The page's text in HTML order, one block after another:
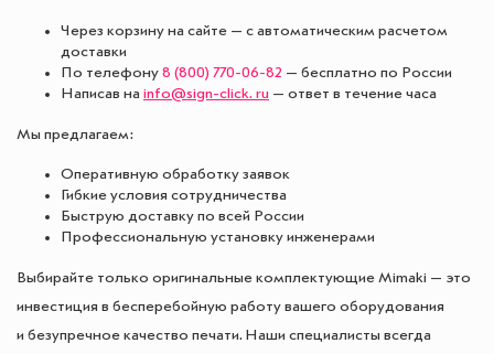
Через корзину на сайте — с автоматическим расчетом
доставки
По телефону 8 (800) 770-06-82 — бесплатно по России
Написав на info@sign-click. ru — ответ в течение часа
Мы предлагаем:
Оперативную обработку заявок
Гибкие условия сотрудничества
Быструю доставку по всей России
Профессиональную установку инженерами
Выбирайте только оригинальные комплектующие Mimaki — это
инвестиция в бесперебойную работу вашего оборудования
и безупречное качество печати. Наши специалисты всегда